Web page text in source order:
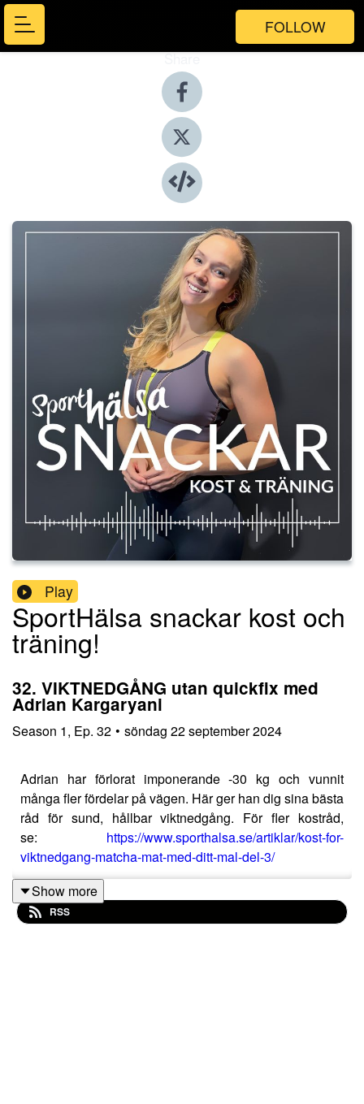
FOLLOW
Share
Play
SportHälsa snackar kost och
träning!
32. VIKTNEDGÅNG utan quickfix med
Adrian Kargaryani
Season 1, Ep. 32 • söndag 22 september 2024
Adrian har förlorat imponerande -30 kg och vunnit
många fler fördelar på vägen. Här ger han dig sina bästa
råd för sund, hållbar viktnedgång. För fler kostråd,
se: https://www.sporthalsa.se/artiklar/kost-for-
viktnedgang-matcha-mat-med-ditt-mal-del-3/
Show more
RSS